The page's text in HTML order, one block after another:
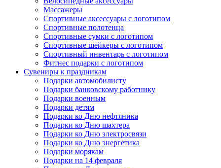
Массажеры
Спортивные аксессуары с логотипом
Спортивные полотенца
Спортивные сумки с логотипом
Спортивные шейкеры с логотипом
Спортивный инвентарь с логотипом
Фитнес подарки с логотипом
Сувениры к праздникам
Подарки автомобилисту
Подарки банковскому работнику
Подарки военным
Подарки детям
Подарки ко Дню нефтяника
Подарки ко Дню шахтера
Подарки ко Дню электросвязи
Подарки ко Дню энергетика
Подарки морякам
Подарки на 14 февраля